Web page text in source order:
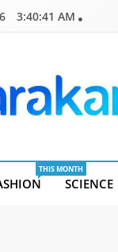
3:40:42 AM
THIS MONTH
SCIENCE